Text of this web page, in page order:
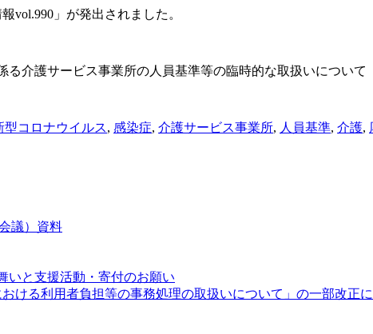
vol.990 」が発出されました。
介護サービス事業所の人員基準等の臨時的な取扱いについて
型コロナウイルス, 感染症, 介護サービス事業所, 人員基準, 介護,
議）資料
いと支援活動・寄付のお願い
ける利用者負担等の事務処理の取扱いについて」の一部改正